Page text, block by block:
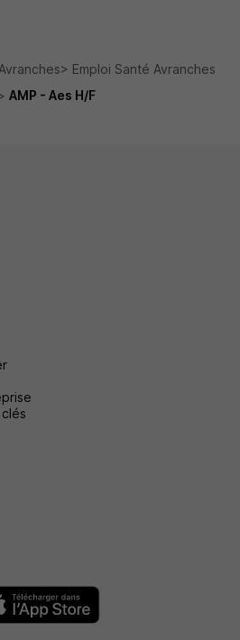
Emploi Santé Avranches
AMP - Aes H/F